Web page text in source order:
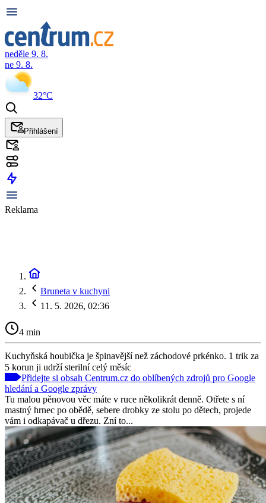
neděle 9. 8.
ne 9. 8.
32°C
Přihlášení
Reklama
Bruneta v kuchyni
11. 5. 2026, 02:36
4 min
Kuchyňská houbička je špinavější než záchodové prkénko. 1 trik za
5 korun ji udrží sterilní celý měsíc
Přidejte si obsah Centrum.cz do oblíbených zdrojů pro Google
hledání a Google zprávy
Tu malou pěnovou věc máte v ruce několikrát denně. Otřete s ní
mastný hrnec po obědě, sebere drobky ze stolu po dětech, projede
vám i odkapávač u dřezu. Zní to...